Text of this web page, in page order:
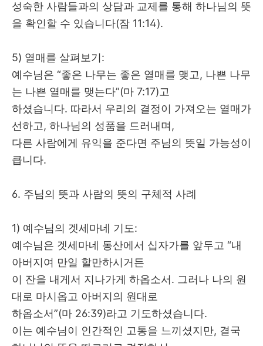
성숙한 사람들과의 상담과 교제를 통해 하나님의 뜻
을 확인할 수 있습니다(잠 11:14).
5) 열매를 살펴보기:
예수님은 “좋은 나무는 좋은 열매를 맺고 , 나쁜 나무
는 나쁜 열매를 맺는다”(마 7:17)고
하셨습니다. 따라서 우리의 결정이 가져오는 열매가
선하고 , 하나님의 성품을 드러내며 ,
다른 사람에게 유익을 준다면 주님의 뜻일 가능성이
큽니다.
6. 주님의 뜻과 사람의 뜻의 구체적 사례
1) 예수님의 겟세마네 기도:
예수님은 겟세마네 동산에서 십자가를 앞두고 “내
아버지여 만일 할만하시거든
이 잔을 내게서 지나가게 하옵소서. 그러나 나의 원
대로 마시옵고 아버지의 원대로
하옵소서”(마 26:39)라고 기도하셨습니다.
이는 예수님이 인간적인 고통을 느끼셨지만, 결국